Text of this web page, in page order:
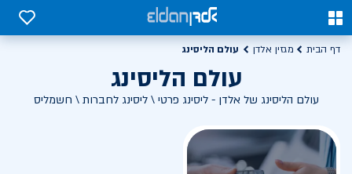
0
0
דף הבית מגזין אלדן עולם הליסינג
עולם הליסינג
עולם הליסינג של אלדן - ליסינג פרטי \ ליסינג לחברות \ חשמליס